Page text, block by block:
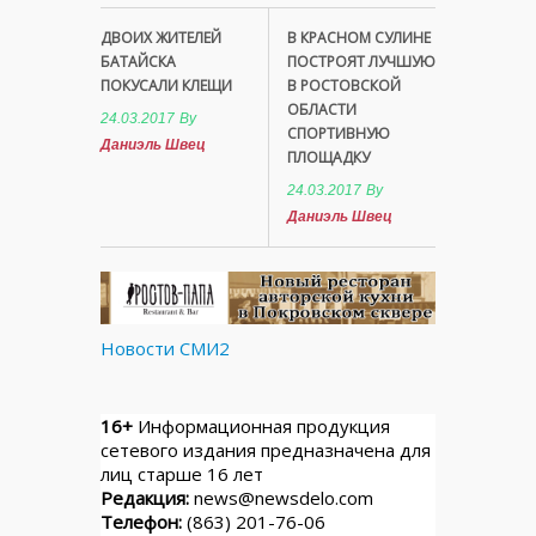
ДВОИХ ЖИТЕЛЕЙ
БАТАЙСКА
ПОКУСАЛИ КЛЕЩИ
24.03.2017 By
Даниэль Швец
В КРАСНОМ СУЛИНЕ
ПОСТРОЯТ ЛУЧШУЮ
В РОСТОВСКОЙ
ОБЛАСТИ
СПОРТИВНУЮ
ПЛОЩАДКУ
24.03.2017 By
Даниэль Швец
Новости СМИ2
16+ Информационная продукция
сетевого издания предназначена для
лиц старше 16 лет
Редакция: news@newsdelo.com
Телефон: (863) 201-76-06